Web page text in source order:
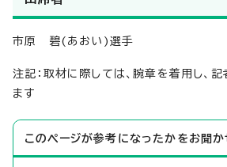
市原 碧(あおい)選手
注記：取材に際しては、腕章を着用し、
ます
このページが参考になったかをお聞か